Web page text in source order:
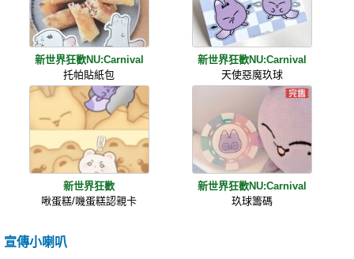
新世界狂歡NU:Carnival
托帕貼紙包
新世界狂歡NU:Carnival
天使惡魔玖球
新世界狂歡
啾蛋糕/嘰蛋糕認親卡
新世界狂歡NU:Carnival
玖球籌碼
宣傳小喇叭